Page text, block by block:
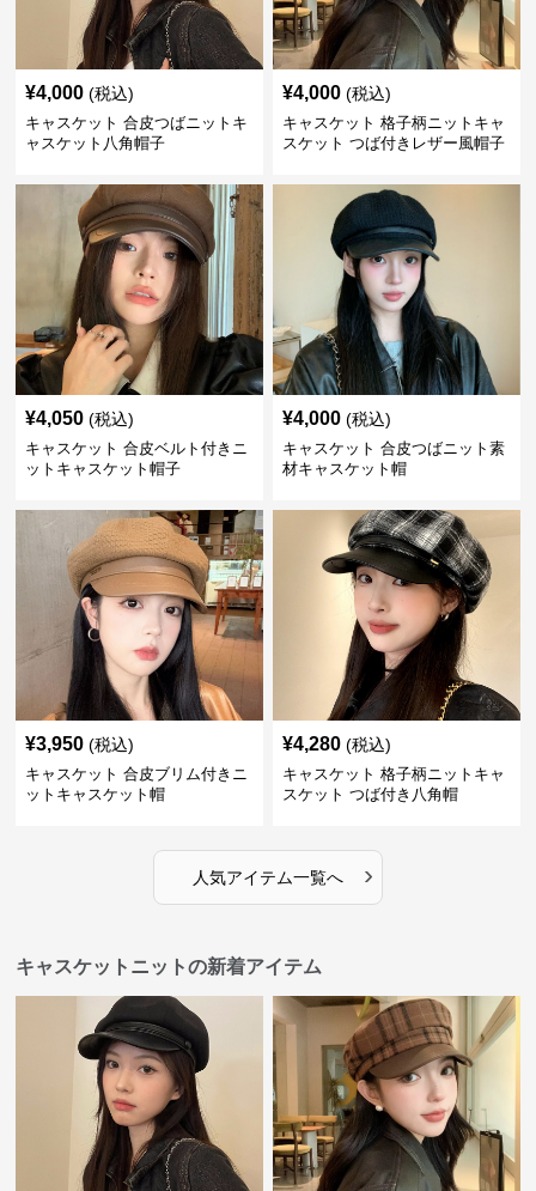
¥4,000 (税込)
キャスケット 合皮つばニットキ
ャスケット八角帽子
¥4,000 (税込)
キャスケット 格子柄ニットキャ
スケット つば付きレザー風帽子
¥4,050 (税込)
キャスケット 合皮ベルト付きニ
ットキャスケット帽子
¥4,000 (税込)
キャスケット 合皮つばニット素
材キャスケット帽
¥3,950 (税込)
キャスケット 合皮ブリム付きニ
ットキャスケット帽
¥4,280 (税込)
キャスケット 格子柄ニットキャ
スケット つば付き八角帽
人気アイテム一覧へ ›
キャスケットニットの新着アイテム